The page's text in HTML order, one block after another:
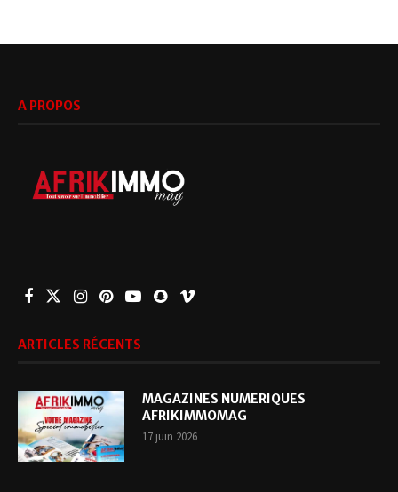
A PROPOS
ARTICLES RÉCENTS
MAGAZINES NUMERIQUES
AFRIKIMMOMAG
17 juin 2026